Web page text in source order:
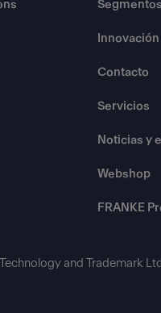
Innovación
Contacto
Servicios
Noticias y
Webshop
FRANKE
and Trademark